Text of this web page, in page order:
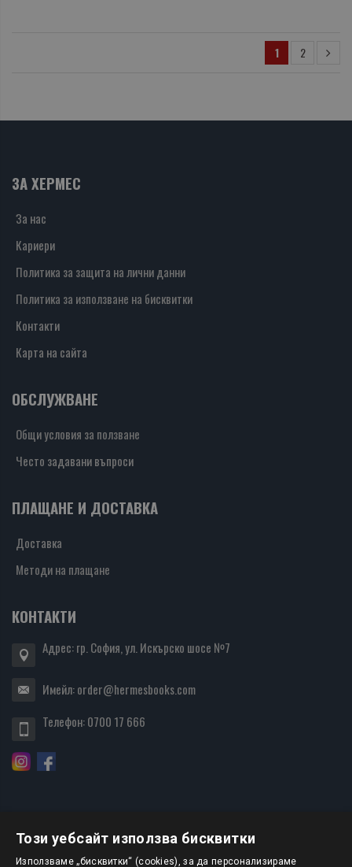
1 2
ЗА ХЕРМЕС
За нас
Кариери
Политика за защита на лични данни
Политика за използване на бисквитки
Контакти
Карта на сайта
ОБСЛУЖВАНЕ
Общи условия за ползване
Често задавани въпроси
ПЛАЩАНЕ И ДОСТАВКА
Доставка
Методи на плащане
КОНТАКТИ
Адрес: гр. София, ул. Искърско шосе №7
Имейл:order@hermesbooks.com
Телефон:0700 17 666
Този уебсайт използва бисквитки
Използваме „бисквитки“ (cookies), за да персонализираме